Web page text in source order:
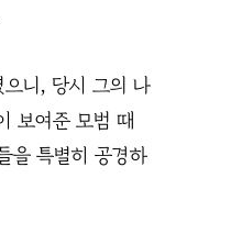
니, 당시 그의 나
보여준 모범 때
을 특별히 공경하